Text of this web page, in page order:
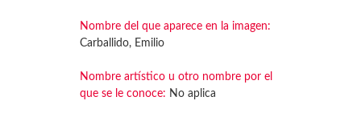
Nombre del que aparece en la imagen:
Carballido, Emilio
Nombre artístico u otro nombre por el
que se le conoce: No aplica